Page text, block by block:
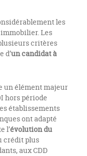
les
Les
critères
d’un candidat à
un élément majeur
hors période
établissements
ont adapté
l’évolution du
crédit plus
aux CDD